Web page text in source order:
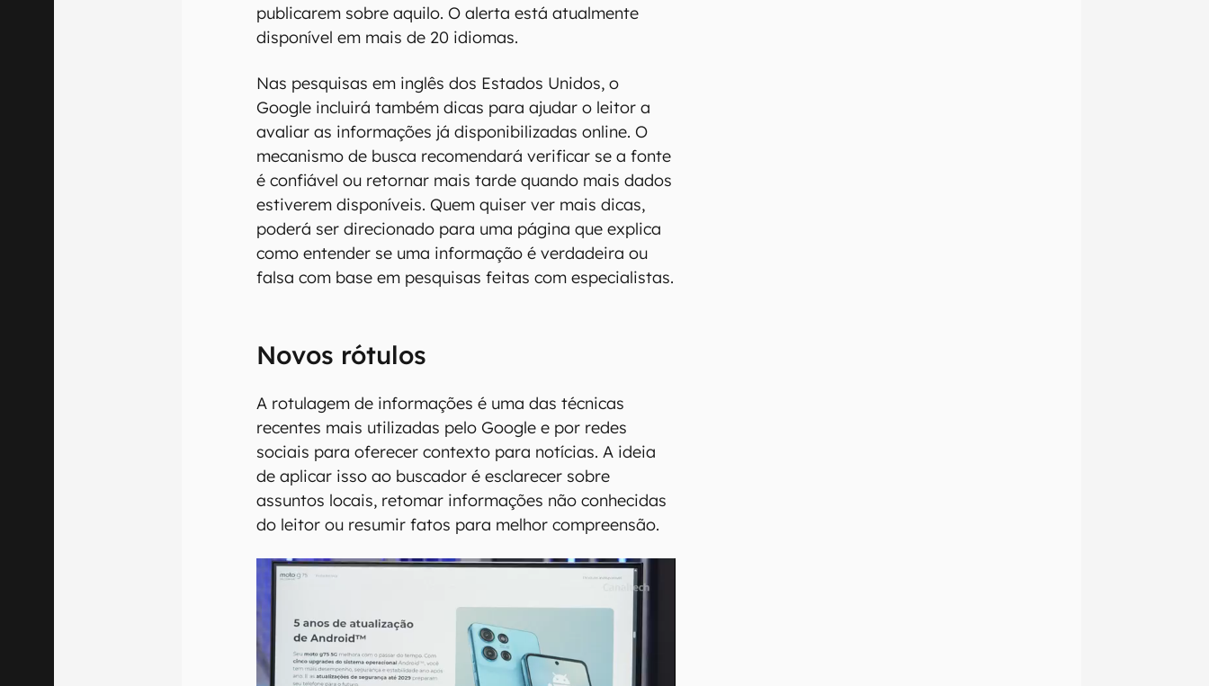
publicarem sobre aquilo. O alerta está atualmente
disponível em mais de 20 idiomas.
Nas pesquisas em inglês dos Estados Unidos, o
Google incluirá também dicas para ajudar o leitor a
avaliar as informações já disponibilizadas online. O
mecanismo de busca recomendará verificar se a fonte
é confiável ou retornar mais tarde quando mais dados
estiverem disponíveis. Quem quiser ver mais dicas,
poderá ser direcionado para uma página que explica
como entender se uma informação é verdadeira ou
falsa com base em pesquisas feitas com especialistas.
Novos rótulos
A rotulagem de informações é uma das técnicas
recentes mais utilizadas pelo Google e por redes
sociais para oferecer contexto para notícias. A ideia
de aplicar isso ao buscador é esclarecer sobre
assuntos locais, retomar informações não conhecidas
do leitor ou resumir fatos para melhor compreensão.